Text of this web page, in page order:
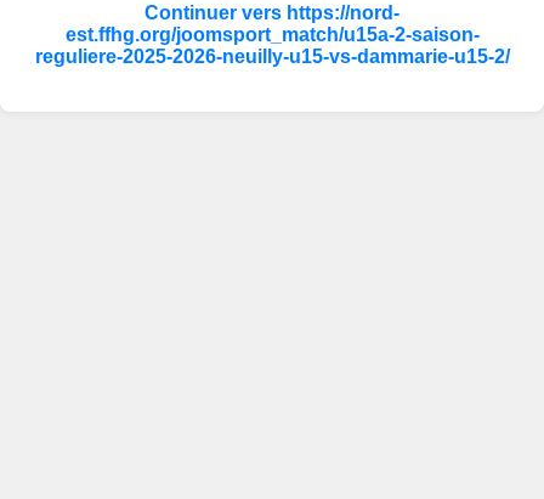
Continuer vers https://nord-
est.ffhg.org/joomsport_match/u15a-2-saison-
reguliere-2025-2026-neuilly-u15-vs-dammarie-u15-2/